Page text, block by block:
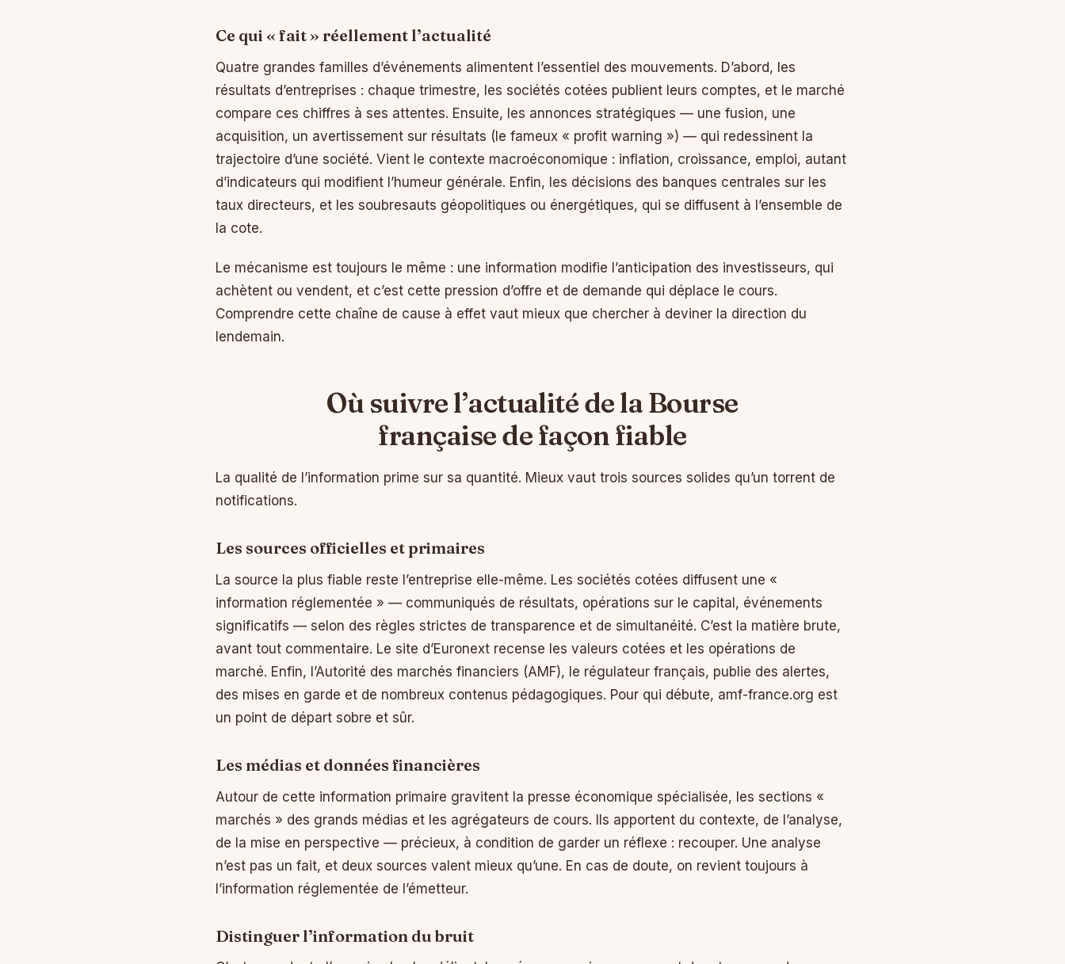
Ce qui « fait » réellement l’actualité
Quatre grandes familles d’événements alimentent l’essentiel des mouvements. D’abord, les
résultats d’entreprises : chaque trimestre, les sociétés cotées publient leurs comptes, et le marché
compare ces chiffres à ses attentes. Ensuite, les annonces stratégiques — une fusion, une
acquisition, un avertissement sur résultats (le fameux « profit warning ») — qui redessinent la
trajectoire d’une société. Vient le contexte macroéconomique : inflation, croissance, emploi, autant
d’indicateurs qui modifient l’humeur générale. Enfin, les décisions des banques centrales sur les
taux directeurs, et les soubresauts géopolitiques ou énergétiques, qui se diffusent à l’ensemble de
la cote.
Le mécanisme est toujours le même : une information modifie l’anticipation des investisseurs, qui
achètent ou vendent, et c’est cette pression d’offre et de demande qui déplace le cours.
Comprendre cette chaîne de cause à effet vaut mieux que chercher à deviner la direction du
lendemain.
Où suivre l’actualité de la Bourse
française de façon fiable
La qualité de l’information prime sur sa quantité. Mieux vaut trois sources solides qu’un torrent de
notifications.
Les sources officielles et primaires
La source la plus fiable reste l’entreprise elle-même. Les sociétés cotées diffusent une «
information réglementée » — communiqués de résultats, opérations sur le capital, événements
significatifs — selon des règles strictes de transparence et de simultanéité. C’est la matière brute,
avant tout commentaire. Le site d’Euronext recense les valeurs cotées et les opérations de
marché. Enfin, l’Autorité des marchés financiers (AMF), le régulateur français, publie des alertes,
des mises en garde et de nombreux contenus pédagogiques. Pour qui débute, amf-france.org est
un point de départ sobre et sûr.
Les médias et données financières
Autour de cette information primaire gravitent la presse économique spécialisée, les sections «
marchés » des grands médias et les agrégateurs de cours. Ils apportent du contexte, de l’analyse,
de la mise en perspective — précieux, à condition de garder un réflexe : recouper. Une analyse
n’est pas un fait, et deux sources valent mieux qu’une. En cas de doute, on revient toujours à
l’information réglementée de l’émetteur.
Distinguer l’information du bruit